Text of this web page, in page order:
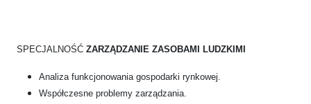
SPECJALNOŚĆ ZARZĄDZANIE ZASOBAMI LUDZKIMI
Analiza funkcjonowania gospodarki rynkowej.
Współczesne problemy zarządzania.